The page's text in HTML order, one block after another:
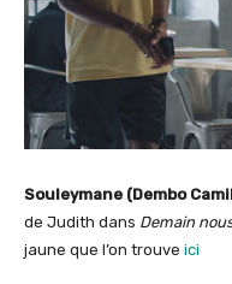
Souleymane (Dembo
de Judith dans Demain
jaune que l’on trouve ici